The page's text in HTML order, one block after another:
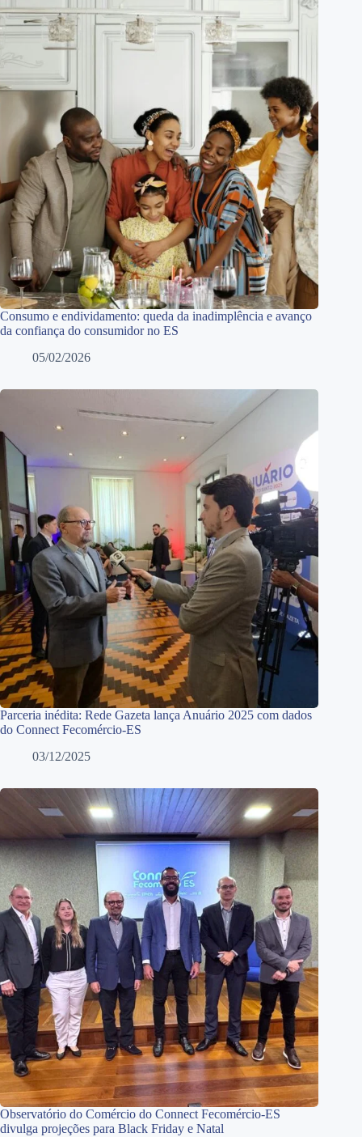
Consumo e endividamento: queda da inadimplência e avanço
da confiança do consumidor no ES
05/02/2026
Parceria inédita: Rede Gazeta lança Anuário 2025 com dados
do Connect Fecomércio-ES
03/12/2025
Observatório do Comércio do Connect Fecomércio-ES
divulga projeções para Black Friday e Natal